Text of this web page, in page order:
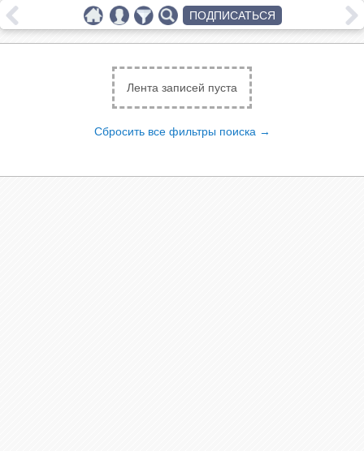
Лента записей пуста
Сбросить все фильтры поиска →
ПОДПИСАТЬСЯ